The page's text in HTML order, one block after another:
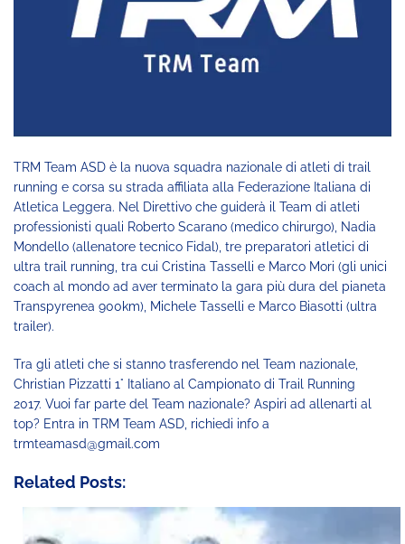
TRM Team ASD è la nuova squadra nazionale di atleti di trail
running e corsa su strada affiliata alla Federazione Italiana di
Atletica Leggera. Nel Direttivo che guiderà il Team di atleti
professionisti quali Roberto Scarano (medico chirurgo), Nadia
Mondello (allenatore tecnico Fidal), tre preparatori atletici di
ultra trail running, tra cui Cristina Tasselli e Marco Mori (gli unici
coach al mondo ad aver terminato la gara più dura del pianeta
Transpyrenea 900km), Michele Tasselli e Marco Biasotti (ultra
trailer).
Tra gli atleti che si stanno trasferendo nel Team nazionale,
Christian Pizzatti 1° Italiano al Campionato di Trail Running
2017. Vuoi far parte del Team nazionale? Aspiri ad allenarti al
top? Entra in TRM Team ASD, richiedi info a
trmteamasd@gmail.com
Related Posts: